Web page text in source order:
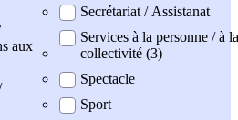
aux
Secrétariat / Assistanat
Services à la personne / à la
collectivité (3)
Spectacle
Sport